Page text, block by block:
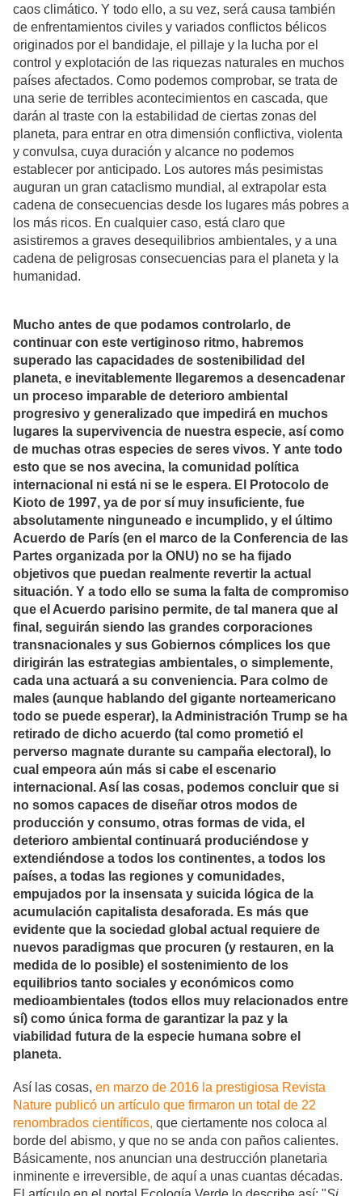
caos climático. Y todo ello, a su vez, será causa también
de enfrentamientos civiles y variados conflictos bélicos
originados por el bandidaje, el pillaje y la lucha por el
control y explotación de las riquezas naturales en muchos
países afectados. Como podemos comprobar, se trata de
una serie de terribles acontecimientos en cascada, que
darán al traste con la estabilidad de ciertas zonas del
planeta, para entrar en otra dimensión conflictiva, violenta
y convulsa, cuya duración y alcance no podemos
establecer por anticipado. Los autores más pesimistas
auguran un gran cataclismo mundial, al extrapolar esta
cadena de consecuencias desde los lugares más pobres a
los más ricos. En cualquier caso, está claro que
asistiremos a graves desequilibrios ambientales, y a una
cadena de peligrosas consecuencias para el planeta y la
humanidad.
Mucho antes de que podamos controlarlo, de
continuar con este vertiginoso ritmo, habremos
superado las capacidades de sostenibilidad del
planeta, e inevitablemente llegaremos a desencadenar
un proceso imparable de deterioro ambiental
progresivo y generalizado que impedirá en muchos
lugares la supervivencia de nuestra especie, así como
de muchas otras especies de seres vivos. Y ante todo
esto que se nos avecina, la comunidad política
internacional ni está ni se le espera. El Protocolo de
Kioto de 1997, ya de por sí muy insuficiente, fue
absolutamente ninguneado e incumplido, y el último
Acuerdo de París (en el marco de la Conferencia de las
Partes organizada por la ONU) no se ha fijado
objetivos que puedan realmente revertir la actual
situación. Y a todo ello se suma la falta de compromiso
que el Acuerdo parisino permite, de tal manera que al
final, seguirán siendo las grandes corporaciones
transnacionales y sus Gobiernos cómplices los que
dirigirán las estrategias ambientales, o simplemente,
cada una actuará a su conveniencia. Para colmo de
males (aunque hablando del gigante norteamericano
todo se puede esperar), la Administración Trump se ha
retirado de dicho acuerdo (tal como prometió el
perverso magnate durante su campaña electoral), lo
cual empeora aún más si cabe el escenario
internacional. Así las cosas, podemos concluir que si
no somos capaces de diseñar otros modos de
producción y consumo, otras formas de vida, el
deterioro ambiental continuará produciéndose y
extendiéndose a todos los continentes, a todos los
países, a todas las regiones y comunidades,
empujados por la insensata y suicida lógica de la
acumulación capitalista desaforada. Es más que
evidente que la sociedad global actual requiere de
nuevos paradigmas que procuren (y restauren, en la
medida de lo posible) el sostenimiento de los
equilibrios tanto sociales y económicos como
medioambientales (todos ellos muy relacionados entre
sí) como única forma de garantizar la paz y la
viabilidad futura de la especie humana sobre el
planeta.
Así las cosas, en marzo de 2016 la prestigiosa Revista
Nature publicó un artículo que firmaron un total de 22
renombrados científicos, que ciertamente nos coloca al
borde del abismo, y que no se anda con paños calientes.
Básicamente, nos anuncian una destrucción planetaria
inminente e irreversible, de aquí a unas cuantas décadas.